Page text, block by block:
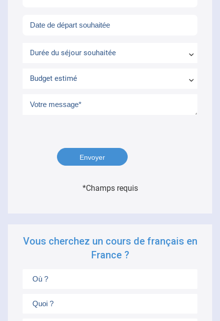
Durée du séjour souhaitée
Budget estimé
*Champs requis
Vous cherchez un cours de français en
France ?